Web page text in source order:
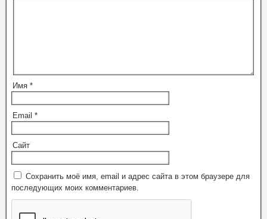
Имя *
Email *
Сайт
Сохранить моё имя, email и адрес сайта в этом браузере для
последующих моих комментариев.